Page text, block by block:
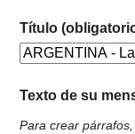
Título
Texto de su
Para crear